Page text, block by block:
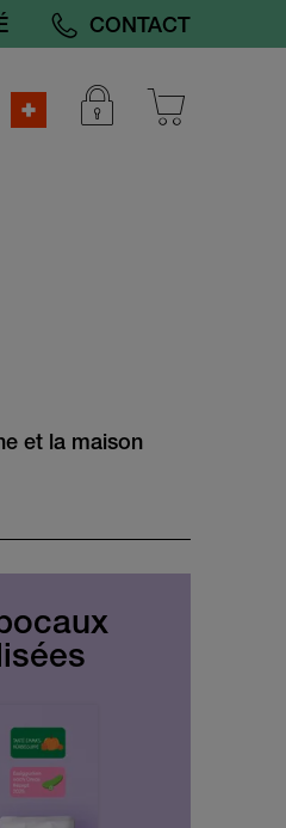
CONTACT
et la maison